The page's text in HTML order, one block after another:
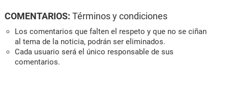
COMENTARIOS: Términos y condiciones
Los comentarios que falten el respeto y que no se ciñan
al tema de la noticia, podrán ser eliminados.
Cada usuario será el único responsable de sus
comentarios.